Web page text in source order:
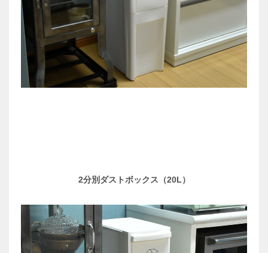
2分別ダストボックス（20L）